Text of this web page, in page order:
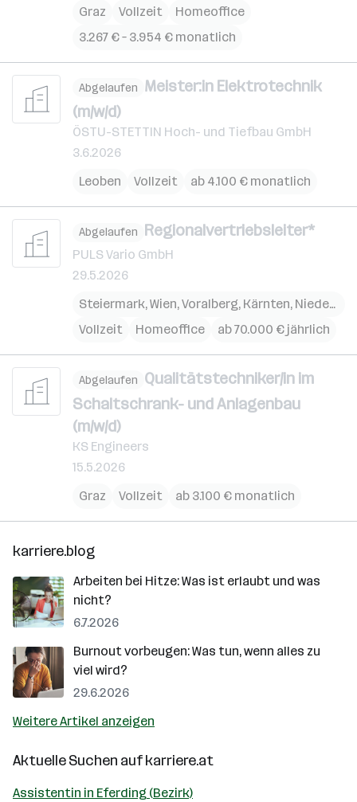
Graz
Vollzeit
Homeoffice
3.267 € – 3.954 € monatlich
Abgelaufen Meister:in Elektrotechnik
(m/w/d)
ÖSTU-STETTIN Hoch- und Tiefbau GmbH
3.6.2026
Leoben
Vollzeit ab 4.100 € monatlich
Abgelaufen Regionalvertriebsleiter*
PULS Vario GmbH
29.5.2026
Steiermark,Wien,Voralberg, Kärnten, Niederösterreich
Vollzeit
Homeoffice ab 70.000 € jährlich
Abgelaufen Qualitätstechniker/in im
Schaltschrank- und Anlagenbau
(m/w/d)
KS Engineers
15.5.2026
Graz
Vollzeit ab 3.100 € monatlich
karriere.blog
Arbeiten bei Hitze: Was ist erlaubt und was
nicht?
6.7.2026
Burnout vorbeugen: Was tun, wenn alles zu
viel wird?
29.6.2026
Weitere Artikel anzeigen
Aktuelle Suchen aufkarriere.at
Assistentin in Eferding (Bezirk)